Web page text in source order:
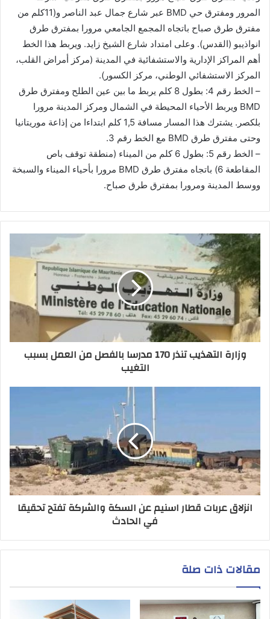
المرور ومفترق حي BMD عبر شارع جمال عبد الناصر و(11كلم من
مفترق طرق صباح باتجاه المجمع الجامعي مرورا بمفترق طرق
انواذيبو (القدس). وعلى امتداد شارع الشيخ زايد. ويربط هذا الخط
أهم المراكز الإدارية والاستشفائية في المدينة (مركز أمراض القلب،
المركز الاستشفائي الوطني، مركز الكسور).
– الخط رقم 4: بطول 8 كلم يربط ما بين عين الطلح ومفترق طرق
BMD ويربط الأحياء المحيطة في الشمال ومركز المدينة مرورا
بلكصر. يشترك هذا المسار مسافة 1,5 كلم ابتداءا من إذاعة موريتانيا
وحتى مفترق طرق BMD مع الخط رقم 3.
– الخط رقم 5: بطول 6 كلم من الميناء (منطقة توقف باص
المقاطعة 6) باتجاه مفترق طرق BMD مرورا بأحياء الميناء والسبخة
ووسط المدينة ومرورا بمفترق طرق صباح.
وزارة التهذيب تنذر 170 مدرسا بالفصل من العمل بسبب
التغيب
انزلاق عربات قطار اسنيم عن السكة والشركة تفتح تحقيقا
في الحادث
مقالات ذات صلة